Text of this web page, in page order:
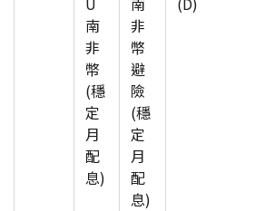
南
非
幣
(穩
定
月
配
息)
非
幣
避
險
(穩
定
月
配
息)